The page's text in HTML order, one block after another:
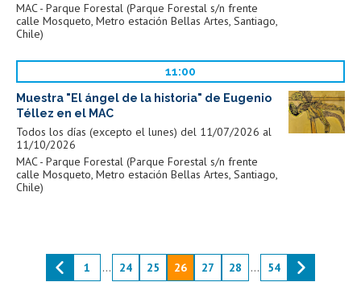
MAC - Parque Forestal (Parque Forestal s/n frente
calle Mosqueto, Metro estación Bellas Artes, Santiago,
Chile)
11:00
Muestra "El ángel de la historia" de Eugenio
Téllez en el MAC
Todos los días (excepto el lunes) del 11/07/2026 al
11/10/2026
MAC - Parque Forestal (Parque Forestal s/n frente
calle Mosqueto, Metro estación Bellas Artes, Santiago,
Chile)
1 ... 24 25 26 27 28 ... 54